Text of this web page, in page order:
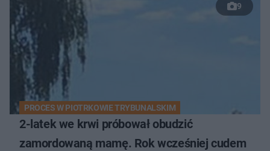
9
PROCES W PIOTRKOWIE TRYBUNALSKIM
2-latek we krwi próbował obudzić
zamordowaną mamę. Rok wcześniej cudem